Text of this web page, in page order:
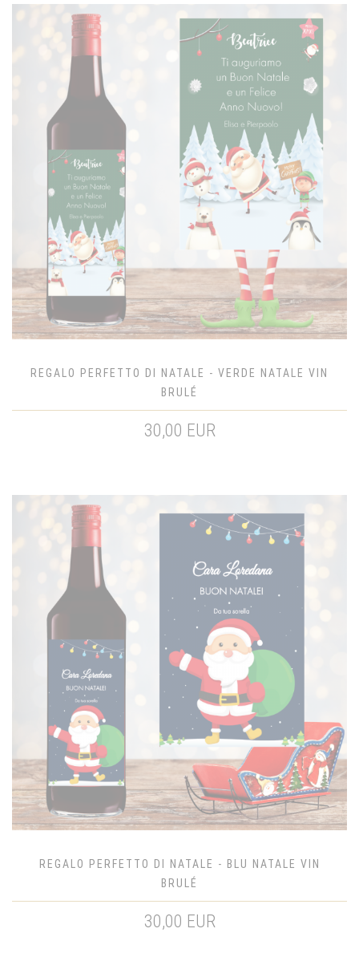
REGALO PERFETTO DI NATALE - VERDE NATALE VIN
BRULÉ
30,00 EUR
REGALO PERFETTO DI NATALE - BLU NATALE VIN
BRULÉ
30,00 EUR